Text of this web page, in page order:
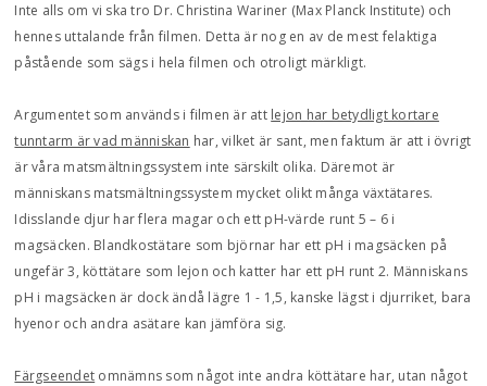
Inte alls om vi ska tro Dr. Christina Wariner (Max Planck Institute) och
hennes uttalande från filmen. Detta är nog en av de mest felaktiga
påstående som sägs i hela filmen och otroligt märkligt.
Argumentet som används i filmen är att lejon har betydligt kortare
tunntarm är vad människan har, vilket är sant, men faktum är att i övrigt
är våra matsmältningssystem inte särskilt olika. Däremot är
människans matsmältningssystem mycket olikt många växtätares.
Idisslande djur har flera magar och ett pH-värde runt 5 – 6 i
magsäcken. Blandkostätare som björnar har ett pH i magsäcken på
ungefär 3, köttätare som lejon och katter har ett pH runt 2. Människans
pH i magsäcken är dock ändå lägre 1 - 1,5, kanske lägst i djurriket, bara
hyenor och andra asätare kan jämföra sig.
Färgseendet omnämns som något inte andra köttätare har, utan något